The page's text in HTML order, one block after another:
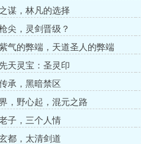
谋，林凡的选择
尖，灵剑晋级？
气的弊端，天道圣人的弊端
天灵宝：圣灵印
承，黑暗禁区
，野心起，混元之路
子，三个人情
都，太清剑道